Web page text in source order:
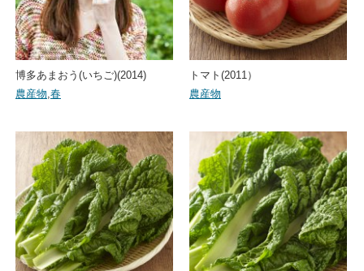
博多あまおう(いちご)(2014)
農産物,春
トマト(2011）
農産物